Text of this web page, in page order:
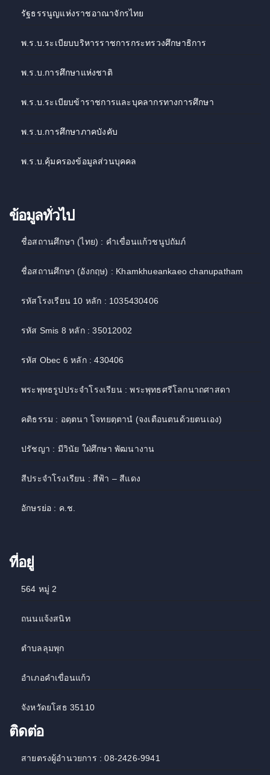
รัฐธรรนูญแห่งราชอาณาจักรไทย
พ.ร.บ.ระเบียบบริหารราชการกระทรวงศึกษาธิการ
พ.ร.บ.การศึกษาแห่งชาติ
พ.ร.บ.ระเบียบข้าราชการและบุคลากรทางการศึกษา
พ.ร.บ.การศึกษาภาคบังคับ
พ.ร.บ.คุ้มครองข้อมูลส่วนบุคคล
ข้อมูลทั่วไป
ชื่อสถานศึกษา (ไทย) : คำเขื่อนแก้วชนูปถัมภ์
ชื่อสถานศึกษา (อังกฤษ) : Khamkhueankaeo chanupatham
รหัสโรงเรียน 10 หลัก : 1035430406
รหัส Smis 8 หลัก : 35012002
รหัส Obec 6 หลัก : 430406
พระพุทธรูปประจำโรงเรียน : พระพุทธศรีโลกนาถศาสดา
คติธรรม : อตฺตนา โจทยตฺตานํ (จงเตือนตนด้วยตนเอง)
ปรัชญา : มีวินัย ใฝ่ศึกษา พัฒนางาน
สีประจำโรงเรียน : สีฟ้า – สีแดง
อักษรย่อ : ค.ช.
ที่อยู่
564 หมู่ 2
ถนนแจ้งสนิท
ตำบลลุมพุก
อำเภอคำเขื่อนแก้ว
จังหวัดยโสธ 35110
ติดต่อ
สายตรงผู้อำนวยการ : 08-2426-9941